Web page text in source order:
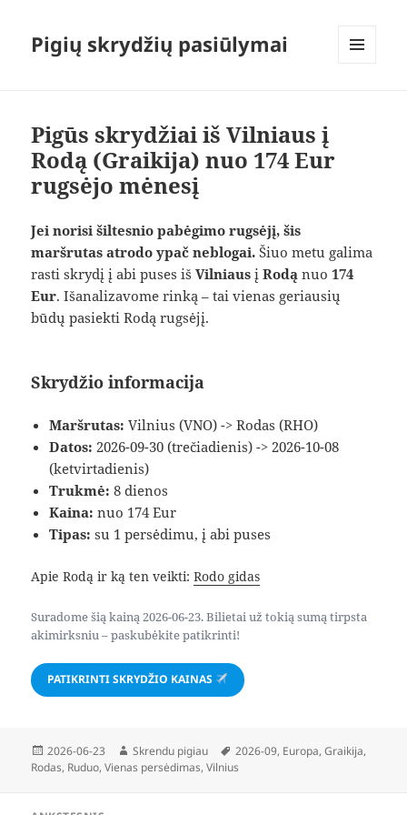
Pigių skrydžių pasiūlymai
Pigūs skrydžiai iš Vilniaus į
Rodą (Graikija) nuo 174 Eur
rugsėjo mėnesį
Jei norisi šiltesnio pabėgimo rugsėjį, šis
maršrutas atrodo ypač neblogai. Šiuo metu galima
rasti skrydį į abi puses išVilniaus įRodą nuo174
Eur. Išanalizavome rinką – tai vienas geriausių
būdų pasiekti Rodą rugsėjį.
Skrydžio informacija
Maršrutas: Vilnius (VNO) -> Rodas (RHO)
Datos: 2026-09-30 (trečiadienis) -> 2026-10-08
(ketvirtadienis)
Trukmė: 8 dienos
Kaina: nuo 174 Eur
Tipas: su 1 persėdimu, į abi puses
Apie Rodą ir ką ten veikti:Rodo gidas
Suradome šią kainą 2026-06-23. Bilietai už tokią sumą tirpsta
akimirksniu – paskubėkite patikrinti!
PATIKRINTI SKRYDŽIO KAINAS
Paskelbta
2026-06-23 Autorius
Skrendu pigiau Žymos
2026-09, Europa,Graikija,
Rodas, Ruduo,Vienas persėdimas,Vilnius